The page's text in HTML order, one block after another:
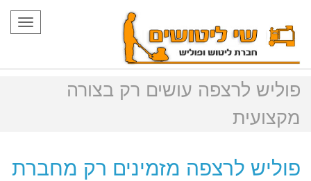
פוליש לרצפה עושים רק בצורה
מקצועית
פוליש לרצפה מזמינים רק מחברת